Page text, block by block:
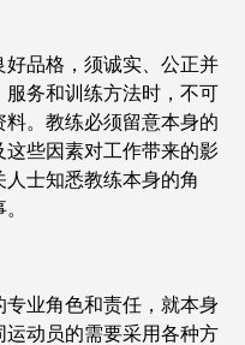
品格，须诚实、公正并
务和训练方法时，不可
。教练必须留意本身的
些因素对工作带来的影
士知悉教练本身的角
业角色和责任，就本身
动员的需要采用各种方